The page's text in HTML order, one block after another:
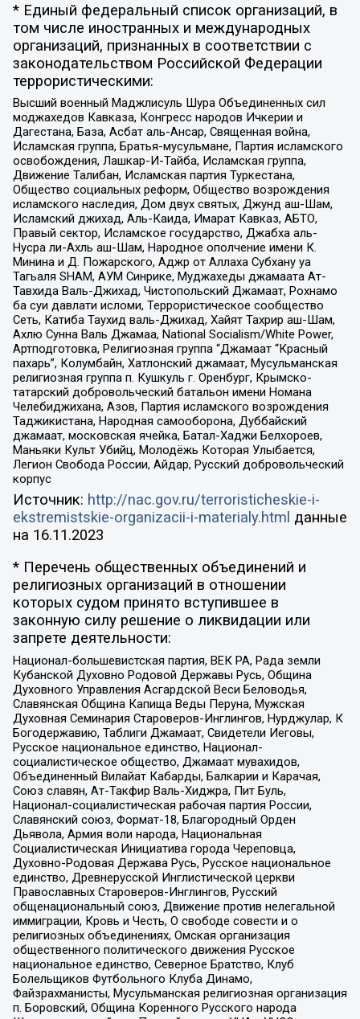
* Единый федеральный список организаций, в
том числе иностранных и международных
организаций, признанных в соответствии с
законодательством Российской Федерации
террористическими:
Высший военный Маджлисуль Шура Объединенных сил
моджахедов Кавказа, Конгресс народов Ичкерии и
Дагестана, База, Асбат аль-Ансар, Священная война,
Исламская группа, Братья-мусульмане, Партия исламского
освобождения, Лашкар-И-Тайба, Исламская группа,
Движение Талибан, Исламская партия Туркестана,
Общество социальных реформ, Общество возрождения
исламского наследия, Дом двух святых, Джунд аш-Шам,
Исламский джихад, Аль-Каида, Имарат Кавказ, АБТО,
Правый сектор, Исламское государство, Джабха аль-
Нусра ли-Ахль аш-Шам, Народное ополчение имени К.
Минина и Д. Пожарского, Аджр от Аллаха Субхану уа
Тагьаля SHAM, АУМ Синрике, Муджахеды джамаата Ат-
Тавхида Валь-Джихад, Чистопольский Джамаат, Рохнамо
ба суи давлати исломи, Террористическое сообщество
Сеть, Катиба Таухид валь-Джихад, Хайят Тахрир аш-Шам,
Ахлю Сунна Валь Джамаа, National Socialism/White Power,
Артподготовка, Религиозная группа “Джамаат “Красный
пахарь”, Колумбайн, Хатлонский джамаат, Мусульманская
религиозная группа п. Кушкуль г. Оренбург, Крымско-
татарский добровольческий батальон имени Номана
Челебиджихана, Азов, Партия исламского возрождения
Таджикистана, Народная самооборона, Дуббайский
джамаат, московская ячейка, Батал-Хаджи Белхороев,
Маньяки Культ Убийц, Молодёжь Которая Улыбается,
Легион Свобода России, Айдар, Русский добровольческий
корпус
Источник: http://nac.gov.ru/terroristicheskie-i-
ekstremistskie-organizacii-i-materialy.html данные
на 16.11.2023
* Перечень общественных объединений и
религиозных организаций в отношении
которых судом принято вступившее в
законную силу решение о ликвидации или
запрете деятельности:
Национал-большевистская партия, ВЕК РА, Рада земли
Кубанской Духовно Родовой Державы Русь, Община
Духовного Управления Асгардской Веси Беловодья,
Славянская Община Капища Веды Перуна, Мужская
Духовная Семинария Староверов-Инглингов, Нурджулар, К
Богодержавию, Таблиги Джамаат, Свидетели Иеговы,
Русское национальное единство, Национал-
социалистическое общество, Джамаат мувахидов,
Объединенный Вилайат Кабарды, Балкарии и Карачая,
Союз славян, Ат-Такфир Валь-Хиджра, Пит Буль,
Национал-социалистическая рабочая партия России,
Славянский союз, Формат-18, Благородный Орден
Дьявола, Армия воли народа, Национальная
Социалистическая Инициатива города Череповца,
Духовно-Родовая Держава Русь, Русское национальное
единство, Древнерусской Инглистической церкви
Православных Староверов-Инглингов, Русский
общенациональный союз, Движение против нелегальной
иммиграции, Кровь и Честь, О свободе совести и о
религиозных объединениях, Омская организация
общественного политического движения Русское
национальное единство, Северное Братство, Клуб
Болельщиков Футбольного Клуба Динамо,
Файзрахманисты, Мусульманская религиозная организация
п. Боровский, Община Коренного Русского народа